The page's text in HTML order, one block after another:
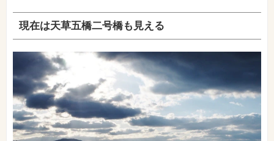
現在は天草五橋二号橋も見える